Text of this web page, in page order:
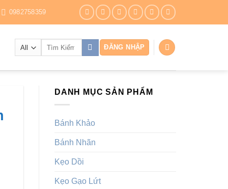
0982758359
ĐĂNG NHẬP
DANH MỤC SẢN PHẨM
Bánh Khảo
Bánh Nhãn
Kẹo Dồi
Kẹo Gạo Lứt